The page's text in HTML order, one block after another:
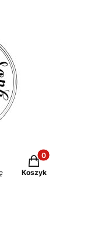
Produkty w
Koszyk